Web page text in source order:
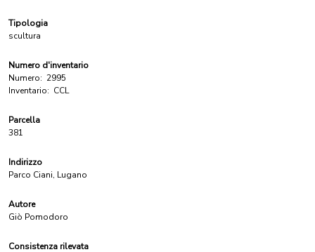
Tipologia
scultura
Numero d'inventario
Numero: 2995
Inventario: CCL
Parcella
381
Indirizzo
Parco Ciani, Lugano
Autore
Giò Pomodoro
Consistenza rilevata